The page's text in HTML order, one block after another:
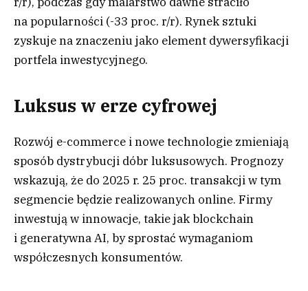
na popularności (-33 proc. r/r). Rynek sztuki
zyskuje na znaczeniu jako element dywersyfikacji
portfela inwestycyjnego.
Luksus w erze cyfrowej
Rozwój e-commerce i nowe technologie zmieniają
sposób dystrybucji dóbr luksusowych. Prognozy
wskazują, że do 2025 r. 25 proc. transakcji w tym
segmencie będzie realizowanych online. Firmy
inwestują w innowacje, takie jak blockchain
i generatywna AI, by sprostać wymaganiom
współczesnych konsumentów.